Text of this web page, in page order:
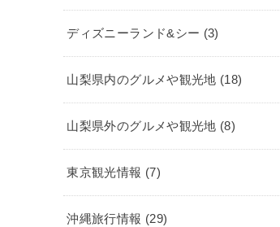
ディズニーランド&シー (3)
山梨県内のグルメや観光地 (18)
山梨県外のグルメや観光地 (8)
東京観光情報 (7)
沖縄旅行情報 (29)